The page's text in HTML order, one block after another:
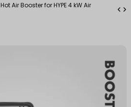
Hot Air Booster for HYPE 4 kW Air